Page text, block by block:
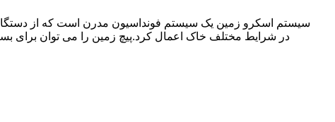
سیستم اسکرو زمین یک سیستم فونداسیون مدرن است که از دستگاه
در شرایط مختلف خاک اعمال کرد.پیچ زمین را می توان برای